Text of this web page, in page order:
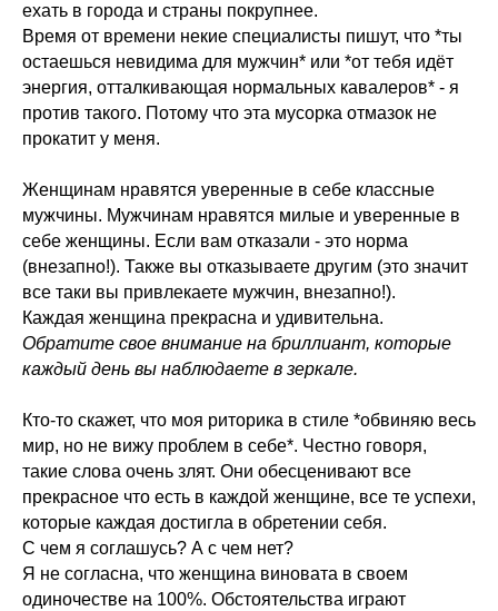
ехать в города и страны покрупнее.
Время от времени некие специалисты пишут, что *ты
остаешься невидима для мужчин* или *от тебя идёт
энергия, отталкивающая нормальных кавалеров* - я
против такого. Потому что эта мусорка отмазок не
прокатит у меня.
Женщинам нравятся уверенные в себе классные
мужчины. Мужчинам нравятся милые и уверенные в
себе женщины. Если вам отказали - это норма
(внезапно!). Также вы отказываете другим (это значит
все таки вы привлекаете мужчин, внезапно!).
Каждая женщина прекрасна и удивительна.
Обратите свое внимание на бриллиант, которые
каждый день вы наблюдаете в зеркале.
Кто-то скажет, что моя риторика в стиле *обвиняю весь
мир, но не вижу проблем в себе*. Честно говоря,
такие слова очень злят. Они обесценивают все
прекрасное что есть в каждой женщине, все те успехи,
которые каждая достигла в обретении себя.
С чем я соглашусь? А с чем нет?
Я не согласна, что женщина виновата в своем
одиночестве на 100%. Обстоятельства играют